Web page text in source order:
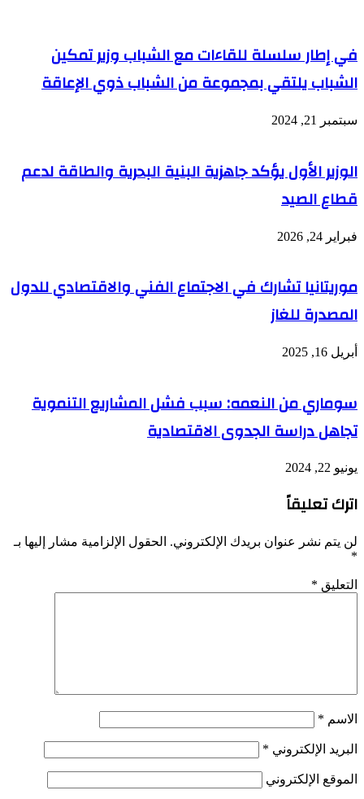
في إطار سلسلة للقاءات مع الشباب وزير تمكين
الشباب يلتقي بمجموعة من الشباب ذوي الإعاقة
سبتمبر 21, 2024
الوزير الأول يؤكد جاهزية البنية البحرية والطاقة لدعم
قطاع الصيد
فبراير 24, 2026
موريتانيا تشارك في الاجتماع الفني والاقتصادي للدول
المصدرة للغاز
أبريل 16, 2025
سوماري من النعمه: سبب فشل المشاريع التنموية
تجاهل دراسة الجدوى الاقتصادية
يونيو 22, 2024
اترك تعليقاً
لن يتم نشر عنوان بريدك الإلكتروني. الحقول الإلزامية مشار إليها بـ
*
التعليق *
الاسم *
البريد الإلكتروني *
الموقع الإلكتروني